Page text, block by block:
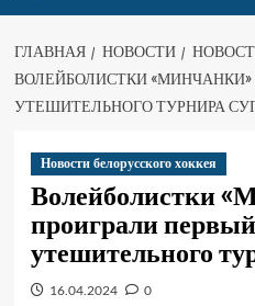
ГЛАВНАЯ НОВОСТИ
ВОЛЕЙБОЛИСТКИ
УТЕШИТЕЛЬНОГО ТУРНИРА
Новости белорусского хоккея
Волейболистки
проиграли
утешительного
16.04.2024 0